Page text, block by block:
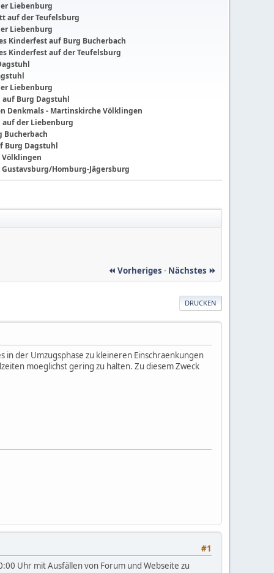
Liebenburg
auf der Teufelsburg
Liebenburg
Kinderfest auf Burg Bucherbach
Kinderfest auf der Teufelsburg
Liebenburg
Burg Dagstuhl
Denkmals - Martinskirche Völklingen
auf der Liebenburg
Bucherbach
Burg Dagstuhl
Völklingen
Homburg-Jägersburg
⏪ Vorheriges - Nächstes ⏩
DRUCKEN
in der Umzugsphase zu kleineren Einschraenkungen
moeglichst gering zu halten. Zu diesem Zweck
#1
Uhr mit Ausfällen von Forum und Webseite zu